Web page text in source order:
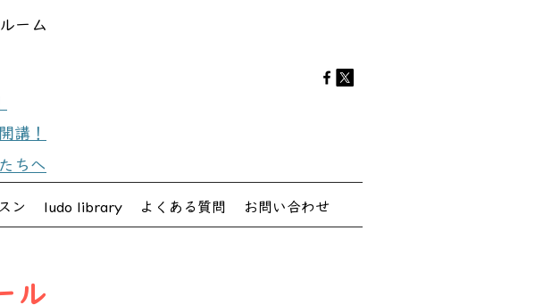
ーム
講！
ちへ
ン ludo library よくある質問 お問い合わせ
ル